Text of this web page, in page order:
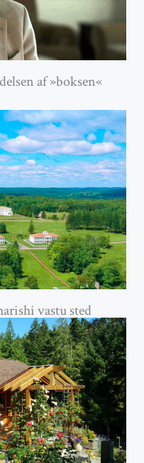
af »boksen«
vastu sted